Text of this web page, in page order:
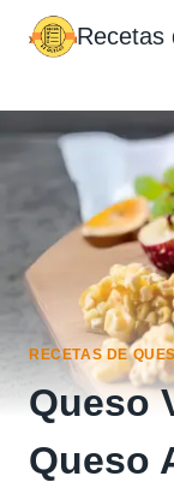
Saltar
Recetas
RECETAS DE
Queso
Queso